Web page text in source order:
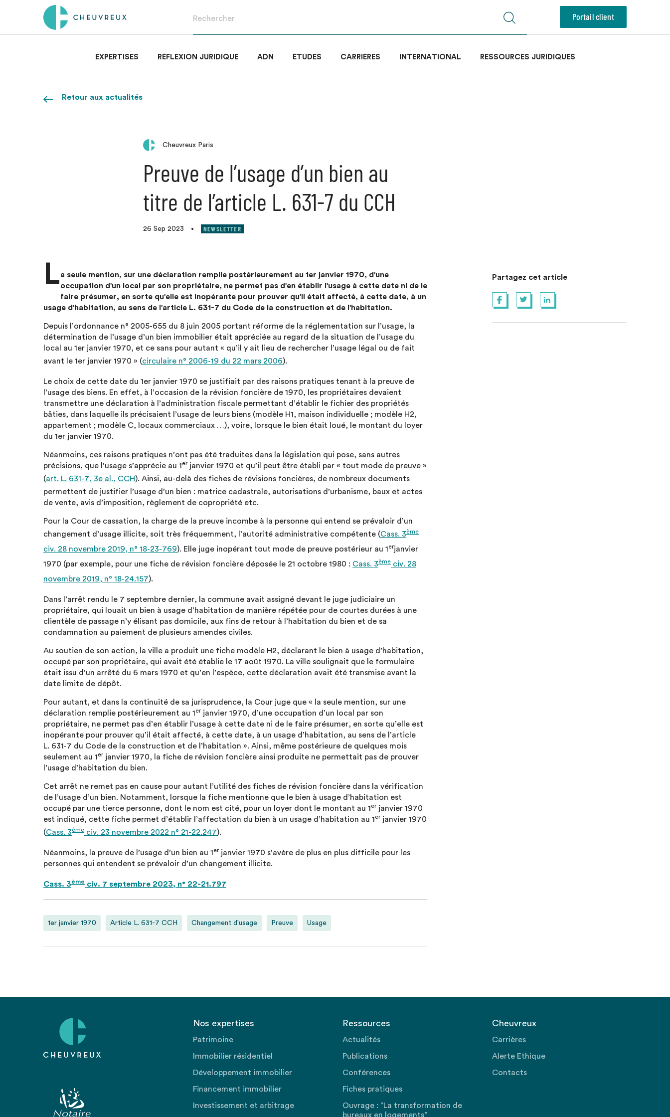
Portail client
EXPERTISES RÉFLEXION JURIDIQUE ADN ÉTUDES CARRIÈRES INTERNATIONAL RESSOURCES JURIDIQUES
Retour aux actualités
Cheuvreux Paris
Preuve de l’usage d’un bien au
titre de l’article L. 631-7 du CCH
26 Sep 2023 • NEWSLETTER
La seule mention, sur une déclaration remplie postérieurement au 1er janvier 1970, d'une
occupation d'un local par son propriétaire, ne permet pas d'en établir l'usage à cette date ni de le
faire présumer, en sorte qu'elle est inopérante pour prouver qu'il était affecté, à cette date, à un
usage d'habitation, au sens de l'article L. 631-7 du Code de la construction et de l'habitation.
Depuis l’ordonnance n° 2005-655 du 8 juin 2005 portant réforme de la réglementation sur l’usage, la
détermination de l’usage d’un bien immobilier était appréciée au regard de la situation de l’usage du
local au 1er janvier 1970, et ce sans pour autant « qu’il y ait lieu de rechercher l’usage légal ou de fait
avant le 1er janvier 1970 » (circulaire n° 2006-19 du 22 mars 2006).
Le choix de cette date du 1er janvier 1970 se justifiait par des raisons pratiques tenant à la preuve de
l’usage des biens. En effet, à l’occasion de la révision foncière de 1970, les propriétaires devaient
transmettre une déclaration à l’administration fiscale permettant d’établir le fichier des propriétés
bâties, dans laquelle ils précisaient l’usage de leurs biens (modèle H1, maison individuelle ; modèle H2,
appartement ; modèle C, locaux commerciaux …), voire, lorsque le bien était loué, le montant du loyer
du 1er janvier 1970.
Néanmoins, ces raisons pratiques n’ont pas été traduites dans la législation qui pose, sans autres
précisions, que l’usage s’apprécie au 1er janvier 1970 et qu’il peut être établi par « tout mode de preuve »
(art. L. 631-7, 3e al., CCH). Ainsi, au-delà des fiches de révisions foncières, de nombreux documents
permettent de justifier l’usage d’un bien : matrice cadastrale, autorisations d’urbanisme, baux et actes
de vente, avis d’imposition, règlement de copropriété etc.
Pour la Cour de cassation, la charge de la preuve incombe à la personne qui entend se prévaloir d’un
changement d’usage illicite, soit très fréquemment, l’autorité administrative compétente (Cass. 3ème
civ. 28 novembre 2019, n° 18-23-769). Elle juge inopérant tout mode de preuve postérieur au 1erjanvier
1970 (par exemple, pour une fiche de révision foncière déposée le 21 octobre 1980 : Cass. 3ème civ. 28
novembre 2019, n° 18-24.157).
Dans l’arrêt rendu le 7 septembre dernier, la commune avait assigné devant le juge judiciaire un
propriétaire, qui louait un bien à usage d’habitation de manière répétée pour de courtes durées à une
clientèle de passage n’y élisant pas domicile, aux fins de retour à l’habitation du bien et de sa
condamnation au paiement de plusieurs amendes civiles.
Au soutien de son action, la ville a produit une fiche modèle H2, déclarant le bien à usage d’habitation,
occupé par son propriétaire, qui avait été établie le 17 août 1970. La ville soulignait que le formulaire
était issu d’un arrêté du 6 mars 1970 et qu’en l’espèce, cette déclaration avait été transmise avant la
date limite de dépôt.
Pour autant, et dans la continuité de sa jurisprudence, la Cour juge que « la seule mention, sur une
déclaration remplie postérieurement au 1er janvier 1970, d’une occupation d’un local par son
propriétaire, ne permet pas d’en établir l’usage à cette date ni de le faire présumer, en sorte qu’elle est
inopérante pour prouver qu’il était affecté, à cette date, à un usage d’habitation, au sens de l’article
L. 631-7 du Code de la construction et de l’habitation ». Ainsi, même postérieure de quelques mois
seulement au 1er janvier 1970, la fiche de révision foncière ainsi produite ne permettait pas de prouver
l’usage d’habitation du bien.
Cet arrêt ne remet pas en cause pour autant l’utilité des fiches de révision foncière dans la vérification
de l’usage d’un bien. Notamment, lorsque la fiche mentionne que le bien à usage d’habitation est
occupé par une tierce personne, dont le nom est cité, pour un loyer dont le montant au 1er janvier 1970
est indiqué, cette fiche permet d’établir l’affectation du bien à un usage d’habitation au 1er janvier 1970
(Cass. 3ème civ. 23 novembre 2022 n° 21-22.247).
Néanmoins, la preuve de l’usage d’un bien au 1er janvier 1970 s’avère de plus en plus difficile pour les
personnes qui entendent se prévaloir d’un changement illicite.
Cass. 3ème civ. 7 septembre 2023, n° 22-21.797
1er janvier 1970 Article L. 631-7 CCH Changement d'usage Preuve Usage
Partagez cet article
Nos expertises
Patrimoine
Immobilier résidentiel
Développement immobilier
Financement immobilier
Investissement et arbitrage
Ressources
Actualités
Publications
Conférences
Fiches pratiques
Ouvrage : “La transformation de
bureaux en logements”
Cheuvreux
Carrières
Alerte Ethique
Contacts